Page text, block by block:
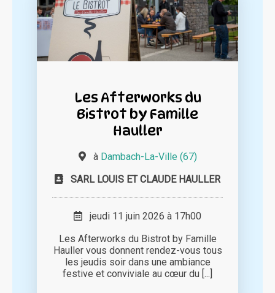
Les Afterworks du
Bistrot by Famille
Hauller
à Dambach-La-Ville (67)
SARL LOUIS ET CLAUDE HAULLER
jeudi 11 juin 2026 à 17h00
Les Afterworks du Bistrot by Famille
Hauller vous donnent rendez-vous tous
les jeudis soir dans une ambiance
festive et conviviale au cœur du [...]